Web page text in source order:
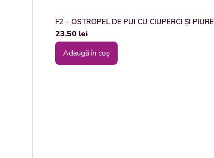
F2 – OSTROPEL DE PUI CU CIUPERCI ȘI
23,50 lei
Adaugă în coș